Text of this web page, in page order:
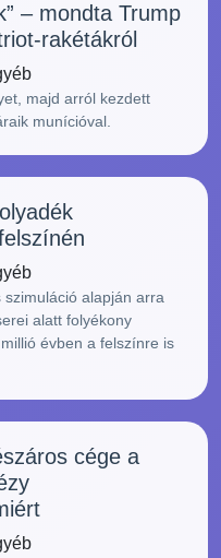
– mondta Trump
rakétákról
majd arról kezdett
munícióval.
alapján arra
alatt folyékony
évben a felszínre is
cége a